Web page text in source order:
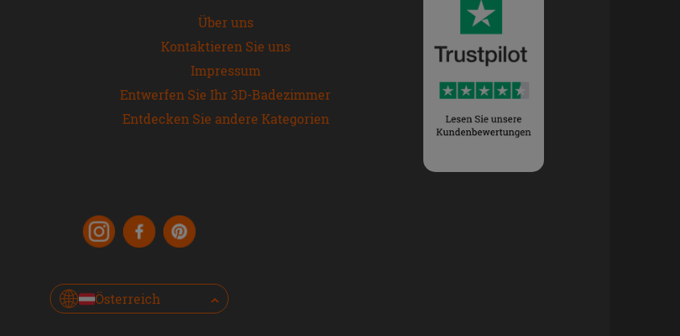
Über uns
Kontaktieren Sie uns
Impressum
Entwerfen Sie Ihr 3D-Badezimmer
Entdecken Sie andere Kategorien
Österreich